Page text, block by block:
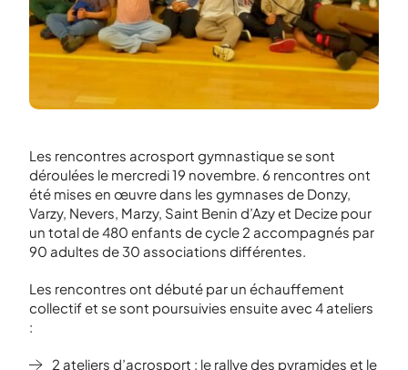
Les rencontres acrosport gymnastique se sont
déroulées le mercredi 19 novembre. 6 rencontres ont
été mises en œuvre dans les gymnases de Donzy,
Varzy, Nevers, Marzy, Saint Benin d’Azy et Decize pour
un total de 480 enfants de cycle 2 accompagnés par
90 adultes de 30 associations différentes.
Les rencontres ont débuté par un échauffement
collectif et se sont poursuivies ensuite avec 4 ateliers
:
2 ateliers d’acrosport : le rallye des pyramides et le